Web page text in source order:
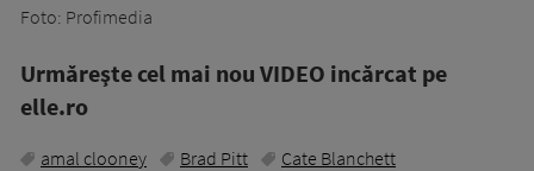
Foto: Profimedia
Urmăreşte cel mai nou VIDEO incărcat pe
elle.ro
amal clooney Brad Pitt
Cate Blanchett